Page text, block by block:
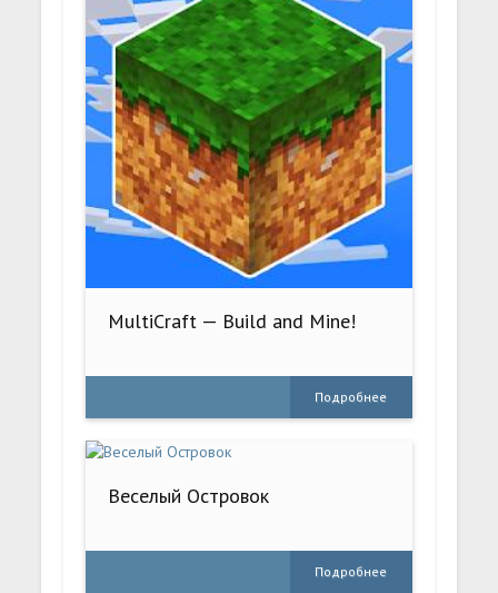
MultiCraft — Build and Mine!
Подробнее
Веселый Островок
Подробнее